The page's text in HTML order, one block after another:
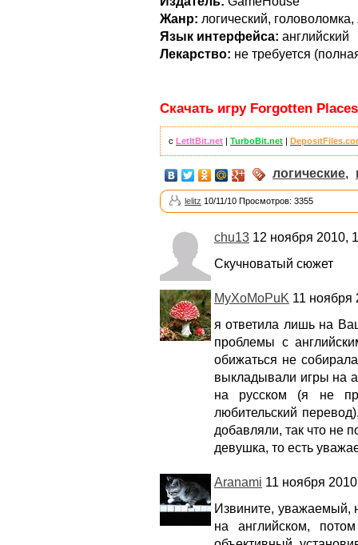
Жанр: логический,
Язык интерфейса: английский
Лекарство: не требуется
Скачать игру Forgotten
с LetItBit.net TurboBit.net
логические,
lelitz 10/11/10 Просмотров: 3355
chu13 12 ноября 2010,
Скучноватый сюжет
MyXoMoPuK 11 ноября
я ответила лишь на
проблемы с
обижаться не
выкладывали игры на
на русском (я не
любительский
добавляли, так что не
девушка, то есть
Aranami 11 ноября
Извините, уважаемый,
на английском,